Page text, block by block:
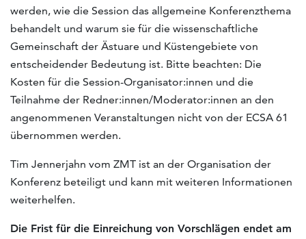
werden, wie die Session das allgemeine Konferenzthema
behandelt und warum sie für die wissenschaftliche
Gemeinschaft der Ästuare und Küstengebiete von
entscheidender Bedeutung ist. Bitte beachten: Die
Kosten für die Session-Organisator:innen und die
Teilnahme der Redner:innen/Moderator:innen an den
angenommenen Veranstaltungen nicht von der ECSA 61
übernommen werden.
Tim Jennerjahn vom ZMT ist an der Organisation der
Konferenz beteiligt und kann mit weiteren Informationen
weiterhelfen.
Die Frist für die Einreichung von Vorschlägen endet am